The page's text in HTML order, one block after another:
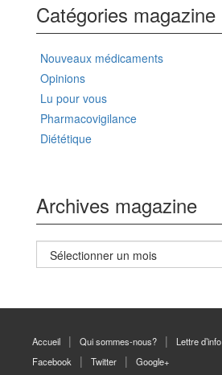
Catégories magazine
Nouveaux médicaments
Opinions
Lu pour vous
Pharmacovigilance
Diététique
Archives magazine
Archives
magazine
Accueil Qui sommes-nous? Lettre d’info
Facebook
Twitter Google+